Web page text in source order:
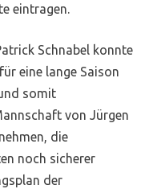
eintragen.
Schnabel konnte
eine lange Saison
somit
von Jürgen
die
noch sicherer
der